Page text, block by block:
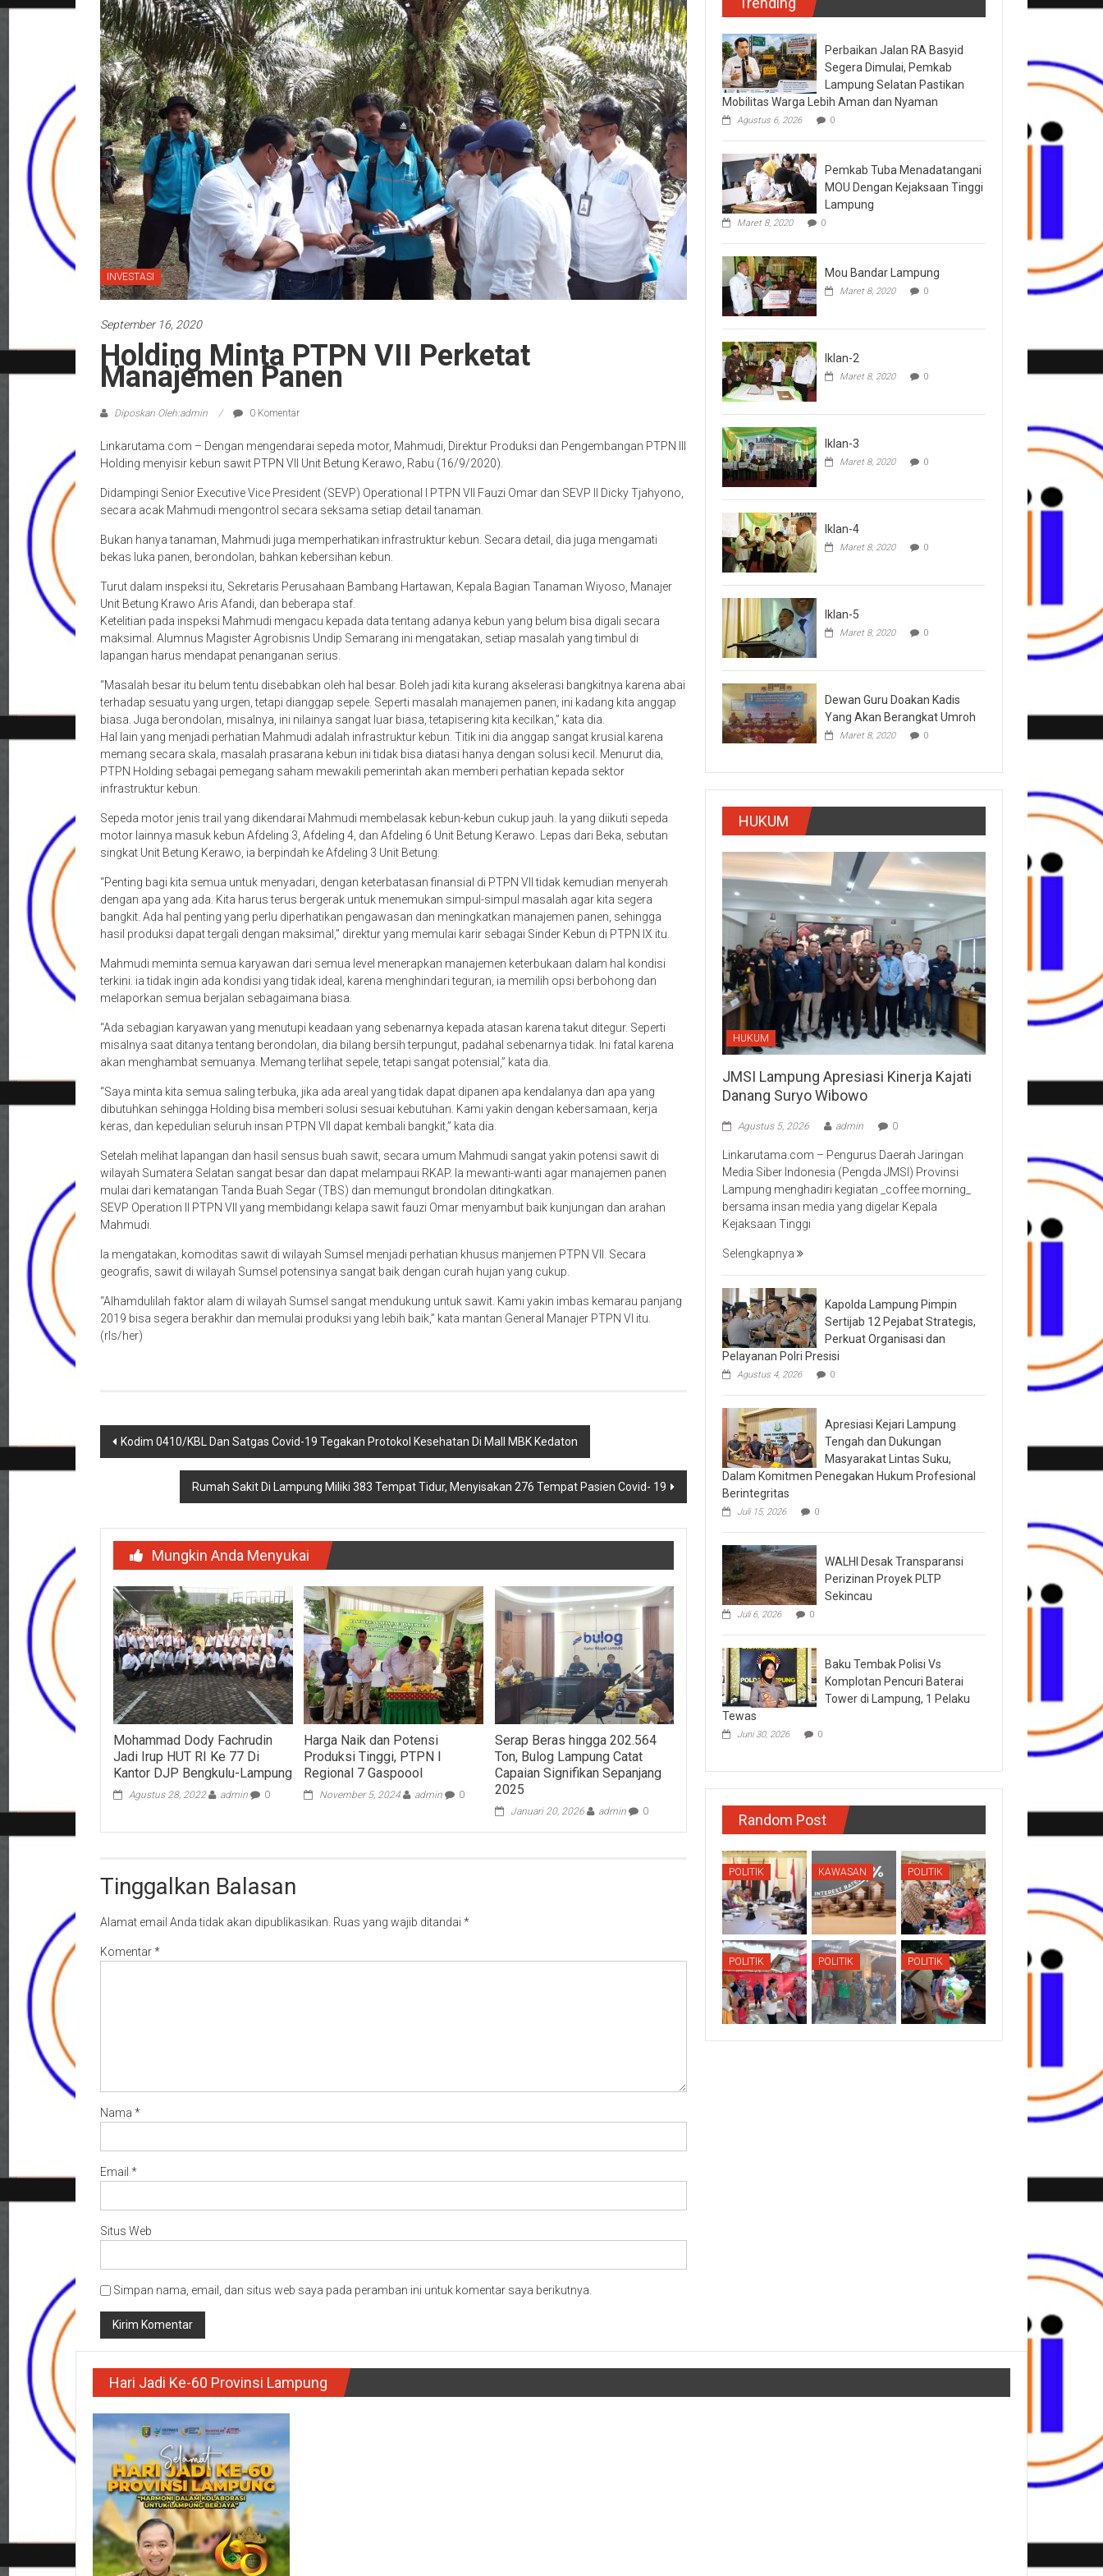
INVESTASI
September 16, 2020
Holding Minta PTPN VII Perketat
Manajemen Panen
Diposkan Oleh:admin 0 Komentar
Linkarutama.com – Dengan mengendarai sepeda motor, Mahmudi, Direktur Produksi dan Pengembangan PTPN III
Holding menyisir kebun sawit PTPN VII Unit Betung Kerawo, Rabu (16/9/2020).
Didampingi Senior Executive Vice President (SEVP) Operational I PTPN VII Fauzi Omar dan SEVP II Dicky Tjahyono,
secara acak Mahmudi mengontrol secara seksama setiap detail tanaman.
Bukan hanya tanaman, Mahmudi juga memperhatikan infrastruktur kebun. Secara detail, dia juga mengamati
bekas luka panen, berondolan, bahkan kebersihan kebun.
Turut dalam inspeksi itu, Sekretaris Perusahaan Bambang Hartawan, Kepala Bagian Tanaman Wiyoso, Manajer
Unit Betung Krawo Aris Afandi, dan beberapa staf.
Ketelitian pada inspeksi Mahmudi mengacu kepada data tentang adanya kebun yang belum bisa digali secara
maksimal. Alumnus Magister Agrobisnis Undip Semarang ini mengatakan, setiap masalah yang timbul di
lapangan harus mendapat penanganan serius.
“Masalah besar itu belum tentu disebabkan oleh hal besar. Boleh jadi kita kurang akselerasi bangkitnya karena abai
terhadap sesuatu yang urgen, tetapi dianggap sepele. Seperti masalah manajemen panen, ini kadang kita anggap
biasa. Juga berondolan, misalnya, ini nilainya sangat luar biasa, tetapisering kita kecilkan,” kata dia.
Hal lain yang menjadi perhatian Mahmudi adalah infrastruktur kebun. Titik ini dia anggap sangat krusial karena
memang secara skala, masalah prasarana kebun ini tidak bisa diatasi hanya dengan solusi kecil. Menurut dia,
PTPN Holding sebagai pemegang saham mewakili pemerintah akan memberi perhatian kepada sektor
infrastruktur kebun.
Sepeda motor jenis trail yang dikendarai Mahmudi membelasak kebun-kebun cukup jauh. Ia yang diikuti sepeda
motor lainnya masuk kebun Afdeling 3, Afdeling 4, dan Afdeling 6 Unit Betung Kerawo. Lepas dari Beka, sebutan
singkat Unit Betung Kerawo, ia berpindah ke Afdeling 3 Unit Betung.
“Penting bagi kita semua untuk menyadari, dengan keterbatasan finansial di PTPN VII tidak kemudian menyerah
dengan apa yang ada. Kita harus terus bergerak untuk menemukan simpul-simpul masalah agar kita segera
bangkit. Ada hal penting yang perlu diperhatikan pengawasan dan meningkatkan manajemen panen, sehingga
hasil produksi dapat tergali dengan maksimal,” direktur yang memulai karir sebagai Sinder Kebun di PTPN IX itu.
Mahmudi meminta semua karyawan dari semua level menerapkan manajemen keterbukaan dalam hal kondisi
terkini. ia tidak ingin ada kondisi yang tidak ideal, karena menghindari teguran, ia memilih opsi berbohong dan
melaporkan semua berjalan sebagaimana biasa.
“Ada sebagian karyawan yang menutupi keadaan yang sebenarnya kepada atasan karena takut ditegur. Seperti
misalnya saat ditanya tentang berondolan, dia bilang bersih terpungut, padahal sebenarnya tidak. Ini fatal karena
akan menghambat semuanya. Memang terlihat sepele, tetapi sangat potensial,” kata dia.
“Saya minta kita semua saling terbuka, jika ada areal yang tidak dapat dipanen apa kendalanya dan apa yang
dibutuhkan sehingga Holding bisa memberi solusi sesuai kebutuhan. Kami yakin dengan kebersamaan, kerja
keras, dan kepedulian seluruh insan PTPN VII dapat kembali bangkit,” kata dia.
Setelah melihat lapangan dan hasil sensus buah sawit, secara umum Mahmudi sangat yakin potensi sawit di
wilayah Sumatera Selatan sangat besar dan dapat melampaui RKAP. Ia mewanti-wanti agar manajemen panen
mulai dari kematangan Tanda Buah Segar (TBS) dan memungut brondolan ditingkatkan.
SEVP Operation II PTPN VII yang membidangi kelapa sawit fauzi Omar menyambut baik kunjungan dan arahan
Mahmudi.
Ia mengatakan, komoditas sawit di wilayah Sumsel menjadi perhatian khusus manjemen PTPN VII. Secara
geografis, sawit di wilayah Sumsel potensinya sangat baik dengan curah hujan yang cukup.
“Alhamdulilah faktor alam di wilayah Sumsel sangat mendukung untuk sawit. Kami yakin imbas kemarau panjang
2019 bisa segera berakhir dan memulai produksi yang lebih baik,” kata mantan General Manajer PTPN VI itu.
(rls/her)
Navigasi
Kodim 0410/KBL Dan Satgas Covid-19 Tegakan Protokol Kesehatan Di Mall MBK Kedaton
Rumah Sakit Di Lampung Miliki 383 Tempat Tidur, Menyisakan 276 Tempat Pasien Covid- 19
Mungkin Anda Menyukai
Mohammad Dody Fachrudin
Jadi Irup HUT RI Ke 77 Di
Kantor DJP Bengkulu-Lampung
Agustus 28, 2022 admin 0
Harga Naik dan Potensi
Produksi Tinggi, PTPN I
Regional 7 Gaspoool
November 5, 2024 admin 0
Serap Beras hingga 202.564
Ton, Bulog Lampung Catat
Capaian Signifikan Sepanjang
2025
Januari 20, 2026 admin 0
Tinggalkan Balasan
Alamat email Anda tidak akan dipublikasikan. Ruas yang wajib ditandai *
Komentar*
Nama *
Email *
Situs Web
Simpan nama, email, dan situs web saya pada peramban ini untuk komentar saya berikutnya.
Perbaikan Jalan RA Basyid
Segera Dimulai, Pemkab
Lampung Selatan Pastikan
Mobilitas Warga Lebih Aman dan Nyaman
Agustus 6, 2026 0
Pemkab Tuba Menadatangani
MOU Dengan Kejaksaan Tinggi
Lampung
Maret 8, 2020 0
Mou Bandar Lampung
Maret 8, 2020 0
Iklan-2
Maret 8, 2020 0
Iklan-3
Maret 8, 2020 0
Iklan-4
Maret 8, 2020 0
Iklan-5
Maret 8, 2020 0
Dewan Guru Doakan Kadis
Yang Akan Berangkat Umroh
Maret 8, 2020 0
HUKUM
HUKUM
JMSI Lampung Apresiasi Kinerja Kajati
Danang Suryo Wibowo
Agustus 5, 2026 admin 0
Linkarutama.com – Pengurus Daerah Jaringan
Media Siber Indonesia (Pengda JMSI) Provinsi
Lampung menghadiri kegiatan _coffee morning_
bersama insan media yang digelar Kepala
Kejaksaan Tinggi
Selengkapnya
Kapolda Lampung Pimpin
Sertijab 12 Pejabat Strategis,
Perkuat Organisasi dan
Pelayanan Polri Presisi
Agustus 4, 2026 0
Apresiasi Kejari Lampung
Tengah dan Dukungan
Masyarakat Lintas Suku,
Dalam Komitmen Penegakan Hukum Profesional
Berintegritas
Juli 15, 2026 0
WALHI Desak Transparansi
Perizinan Proyek PLTP
Sekincau
Juli 6, 2026 0
Baku Tembak Polisi Vs
Komplotan Pencuri Baterai
Tower di Lampung, 1 Pelaku
Tewas
Juni 30, 2026 0
Random Post
POLITIK KAWASAN POLITIK
POLITIK POLITIK POLITIK
Hari Jadi Ke-60 Provinsi Lampung